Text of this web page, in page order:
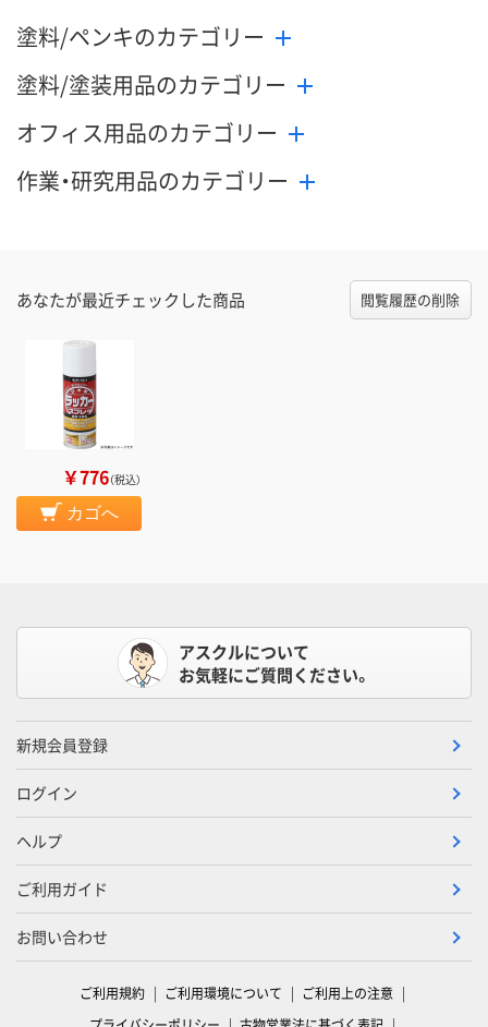
塗料/ペンキのカテゴリー
塗料/塗装用品のカテゴリー
オフィス用品のカテゴリー
作業・研究用品のカテゴリー
あなたが最近チェックした商品 閲覧履歴の削除
￥776（税込）
カゴへ
アスクルについて
お気軽にご質問ください。
新規会員登録
ログイン
ヘルプ
ご利用ガイド
お問い合わせ
ご利用規約 ご利用環境について
ご利用上の注意